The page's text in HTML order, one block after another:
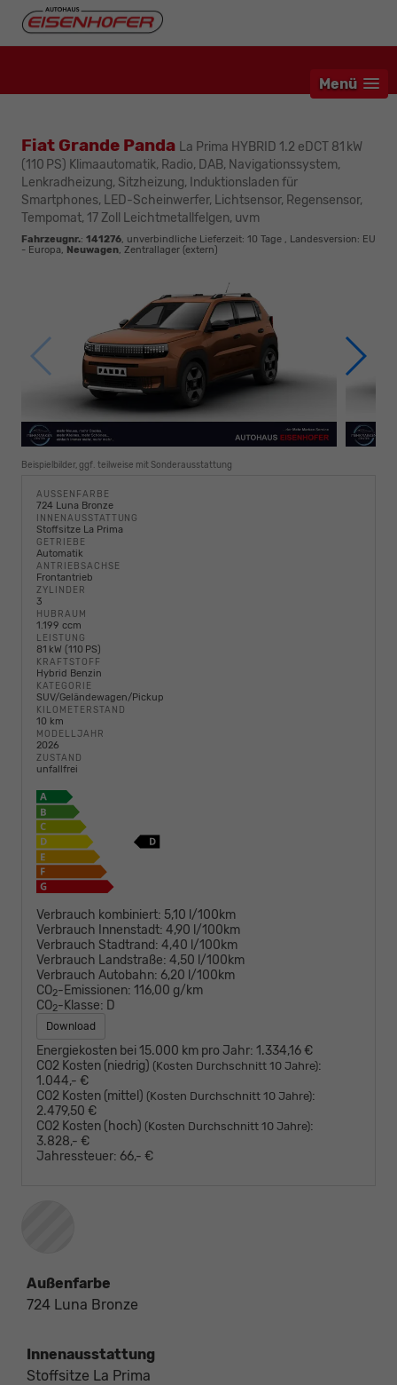
Menü
Fiat Grande Panda La Prima HYBRID 1.2 eDCT 81 kW
(110 PS) Klimaautomatik, Radio, DAB, Navigationssystem,
Lenkradheizung, Sitzheizung, Induktionsladen für
Smartphones, LED-Scheinwerfer, Lichtsensor, Regensensor,
Tempomat, 17 Zoll Leichtmetallfelgen, uvm
Fahrzeugnr.: 141276, unverbindliche Lieferzeit: 10 Tage , Landesversion: EU
- Europa, Neuwagen, Zentrallager (extern)
Beispielbilder, ggf. teilweise mit Sonderausstattung
AUSSENFARBE
724 Luna Bronze
INNENAUSSTATTUNG
Stoffsitze La Prima
GETRIEBE
Automatik
ANTRIEBSACHSE
Frontantrieb
ZYLINDER
3
HUBRAUM
1.199 ccm
LEISTUNG
81 kW (110 PS)
KRAFTSTOFF
Hybrid Benzin
KATEGORIE
SUV/Geländewagen/Pickup
KILOMETERSTAND
10 km
MODELLJAHR
2026
ZUSTAND
unfallfrei
Verbrauch kombiniert: 5,10 l/100km
Verbrauch Innenstadt: 4,90 l/100km
Verbrauch Stadtrand: 4,40 l/100km
Verbrauch Landstraße: 4,50 l/100km
Verbrauch Autobahn: 6,20 l/100km
CO2-Emissionen: 116,00 g/km
CO2-Klasse: D
Download
Energiekosten bei 15.000 km pro Jahr: 1.334,16 €
CO2 Kosten (niedrig) (Kosten Durchschnitt 10 Jahre):
1.044,- €
CO2 Kosten (mittel) (Kosten Durchschnitt 10 Jahre):
2.479,50 €
CO2 Kosten (hoch) (Kosten Durchschnitt 10 Jahre):
3.828,- €
Jahressteuer: 66,- €
Außenfarbe
724 Luna Bronze
Innenausstattung
Stoffsitze La Prima